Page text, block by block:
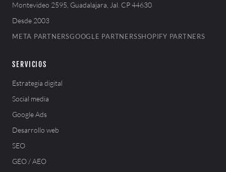
Montevideo 2595, Guadalajara, Jal. CP 44630
Desde 2003
META PARTNERSGOOGLE PARTNERSSHOPIFY PARTNERS
SERVICIOS
Estrategia digital
Social media
Google Ads
Desarrollo web
SEO
GEO / AEO